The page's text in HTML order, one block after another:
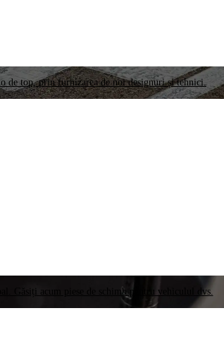
de top, prin furnizarea de noi designuri și tehnici.
Găsiți acum piese de schimb pentru vehiculul dvs.